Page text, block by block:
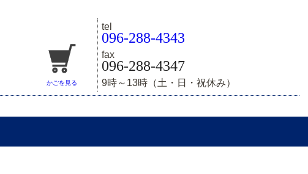
かごを見る
tel
096-288-4343
fax
096-288-4347
9時～13時（土・日・祝休み）